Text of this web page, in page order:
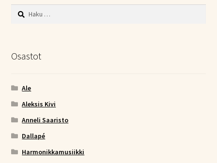
Haku:
Osastot
Ale
Aleksis Kivi
Anneli Saaristo
Dallapé
Harmonikkamusiikki